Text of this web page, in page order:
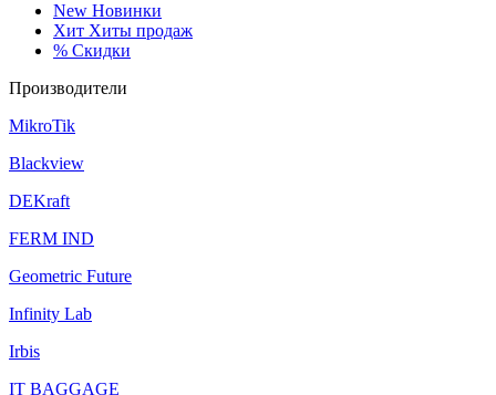
New Новинки
Хит Хиты продаж
% Скидки
Производители
MikroTik
Blackview
DEKraft
FERM IND
Geometric Future
Infinity Lab
Irbis
IT BAGGAGE